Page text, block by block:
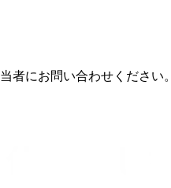
者にお問い合わせください。